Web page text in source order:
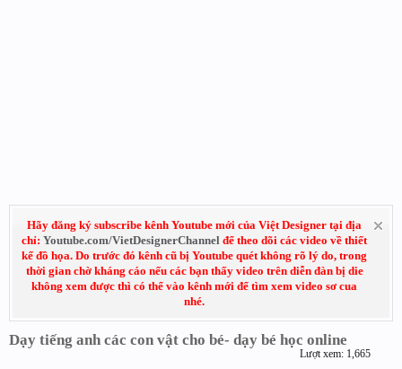
Hãy đăng ký subscribe kênh Youtube mới của Việt Designer tại địa
chỉ: Youtube.com/VietDesignerChannel để theo dõi các video về thiết
kế đồ họa. Do trước đó kênh cũ bị Youtube quét không rõ lý do, trong
thời gian chờ kháng cáo nếu các bạn thấy video trên diễn đàn bị die
không xem được thì có thể vào kênh mới để tìm xem video sơ cua
nhé.
Dạy tiếng anh các con vật cho bé- dạy bé học online
Lượt xem: 1,665